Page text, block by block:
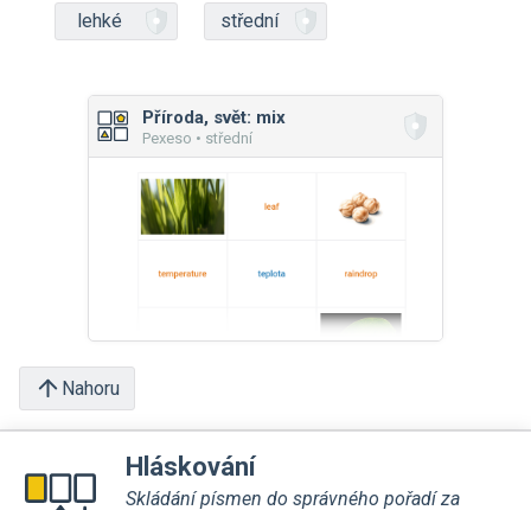
lehké
střední
Příroda, svět: mix
Pexeso • střední
Nahoru
Hláskování
Skládání písmen do správného pořadí za